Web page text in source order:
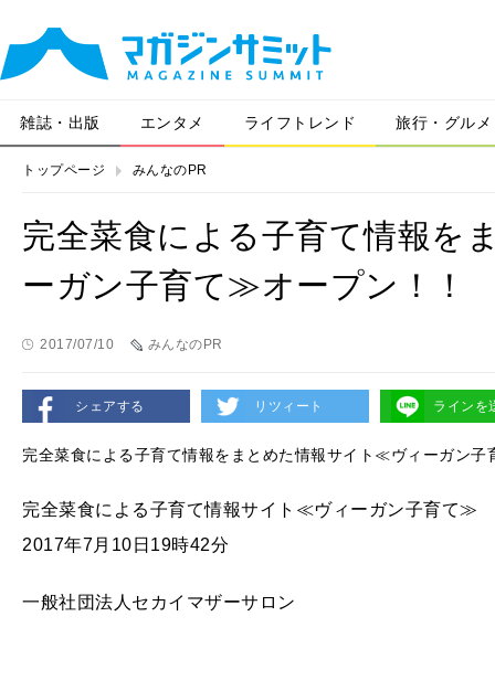
雑誌・出版 エンタメ ライフトレンド 旅行・グルメ
トップページ みんなのPR
完全菜食による子育て情報を
ーガン子育て≫オープン！！
2017/07/10 みんなのPR
シェアする リツィート ラインを
完全菜食による子育て情報をまとめた情報サイト≪ヴィーガン
完全菜食による子育て情報サイト≪ヴィーガン子育て≫
2017年7月10日19時42分
一般社団法人セカイマザーサロン